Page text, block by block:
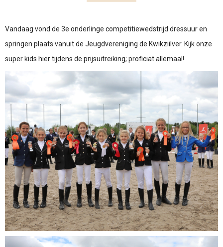
Vandaag vond de 3e onderlinge competitiewedstrijd dressuur en
springen plaats vanuit de Jeugdvereniging de Kwikziilver. Kijk onze
super kids hier tijdens de prijsuitreiking; proficiat allemaal!